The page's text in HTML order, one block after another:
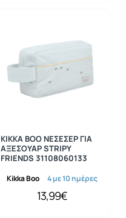
Kikka Boo 4 με 10 ημέρες
KIKKA BOO ΝΕΣΕΣΕΡ ΓΙΑ
ΑΞΕΣΟΥΑΡ STRIPY
FRIENDS 31108060133
13,99€